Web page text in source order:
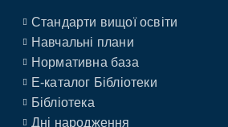
Стандарти вищої освіти
Навчальні плани
Нормативна база
E-каталог Бібліотеки
Бібліотека
Дні народження